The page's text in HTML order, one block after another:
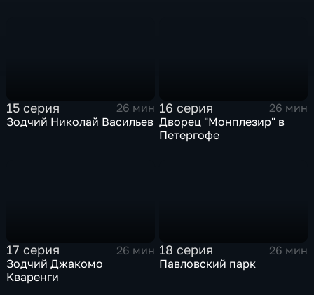
15 серия
26 мин
Зодчий Николай Васильев
16 серия
26 мин
Дворец "Монплезир" в
Петергофе
17 серия
26 мин
Зодчий Джакомо
Кваренги
18 серия
26 мин
Павловский парк